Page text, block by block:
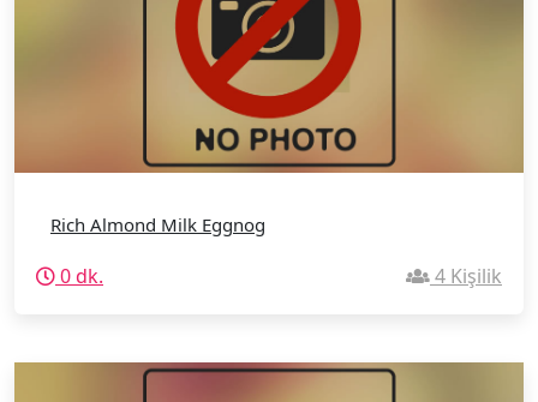
Rich Almond Milk Eggnog
0 dk. 4 Kişilik